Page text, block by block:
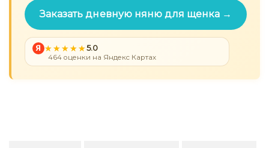
Заказать дневную няню для щенка →
Я 5.0
464 оценки на Яндекс Картах